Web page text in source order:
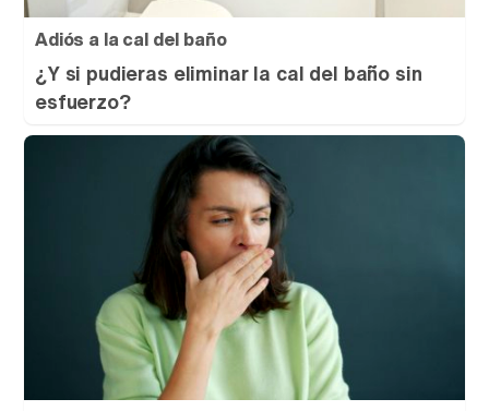
Adiós a la cal del baño
¿Y si pudieras eliminar la cal del baño sin
esfuerzo?